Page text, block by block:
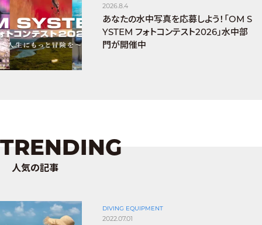
2026.8.4
あなたの水中写真を応募しよう！「OM S
YSTEM フォトコンテスト2026」水中部
門が開催中
TRENDING
人気の記事
DIVING EQUIPMENT
2022.07.01